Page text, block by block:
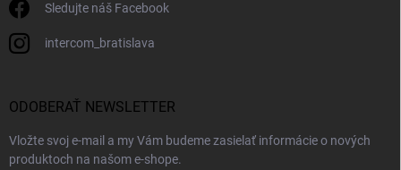
Sledujte náš Facebook
intercom_bratislava
ODOBERAŤ NEWSLETTER
Vložte svoj e-mail a my Vám budeme zasielať informácie o nových
produktoch na našom e-shope.